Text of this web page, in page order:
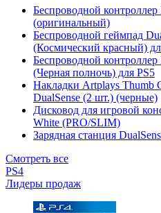
Беспроводной контроллер
(оригинальный)
Беспроводной геймпад
(Космический красный)
Беспроводной
(Черная полночь) для PS5
Накладки Artplays Thumb
DualSense (2 шт.) (черные)
Дисковод для игровой
White (PRO/SLIM)
Зарядная станция
Смотреть все
PS4
Лидеры продаж